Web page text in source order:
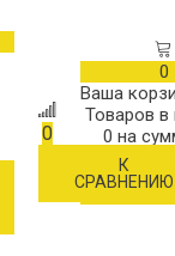
0
К
СРАВНЕНИЮ
0
Ваша
Товаров в
0 на